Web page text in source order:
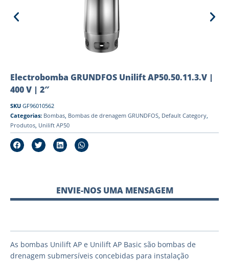
Electrobomba GRUNDFOS Unilift AP50.50.11.3.V |
400 V | 2″
SKU GF96010562
Categorias: Bombas Bombas de drenagem GRUNDFOS Default Category
Produtos Unilift AP50
ENVIE-NOS UMA MENSAGEM
As bombas Unilift AP e Unilift AP Basic são bombas de
drenagem submersíveis concebidas para instalação